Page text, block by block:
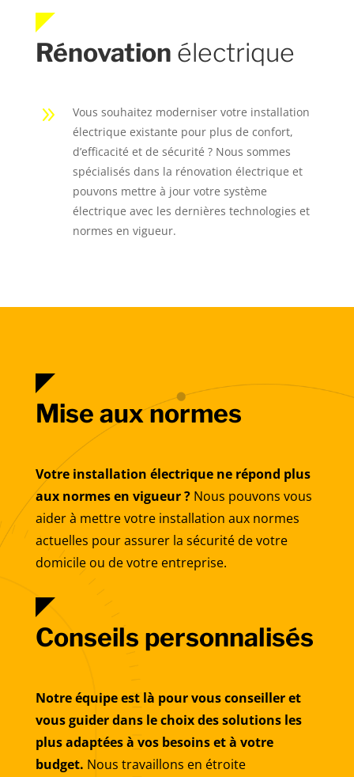
Rénovation électrique
9
Vous souhaitez moderniser votre installation
électrique existante pour plus de confort,
d’efficacité et de sécurité ? Nous sommes
spécialisés dans la rénovation électrique et
pouvons mettre à jour votre système
électrique avec les dernières technologies et
normes en vigueur.
Mise aux normes
Votre installation électrique ne répond plus
aux normes en vigueur ?Nous pouvons vous
aider à mettre votre installation aux normes
actuelles pour assurer la sécurité de votre
domicile ou de votre entreprise.
Conseils personnalisés
Notre équipe est là pour vous conseiller et
vous guider dans le choix des solutions les
plus adaptées à vos besoins et à votre
budget. Nous travaillons en étroite